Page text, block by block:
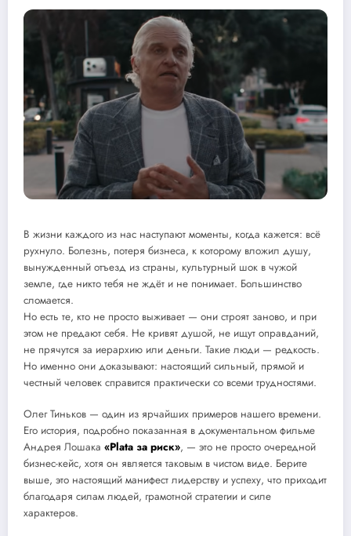
В жизни каждого из нас наступают моменты, когда кажется: всё
рухнуло. Болезнь, потеря бизнеса, к которому вложил душу,
вынужденный отъезд из страны, культурный шок в чужой
земле, где никто тебя не ждёт и не понимает. Большинство
сломается.
Но есть те, кто не просто выживает — они строят заново, и при
этом не предают себя. Не кривят душой, не ищут оправданий,
не прячутся за иерархию или деньги. Такие люди — редкость.
Но именно они доказывают: настоящий сильный, прямой и
честный человек справится практически со всеми трудностями.
Олег Тиньков — один из ярчайших примеров нашего времени.
Его история, подробно показанная в документальном фильме
Андрея Лошака «Plata за риск», — это не просто очередной
бизнес-кейс, хотя он является таковым в чистом виде. Берите
выше, это настоящий манифест лидерству и успеху, что приходит
благодаря силам людей, грамотной стратегии и силе
характеров.